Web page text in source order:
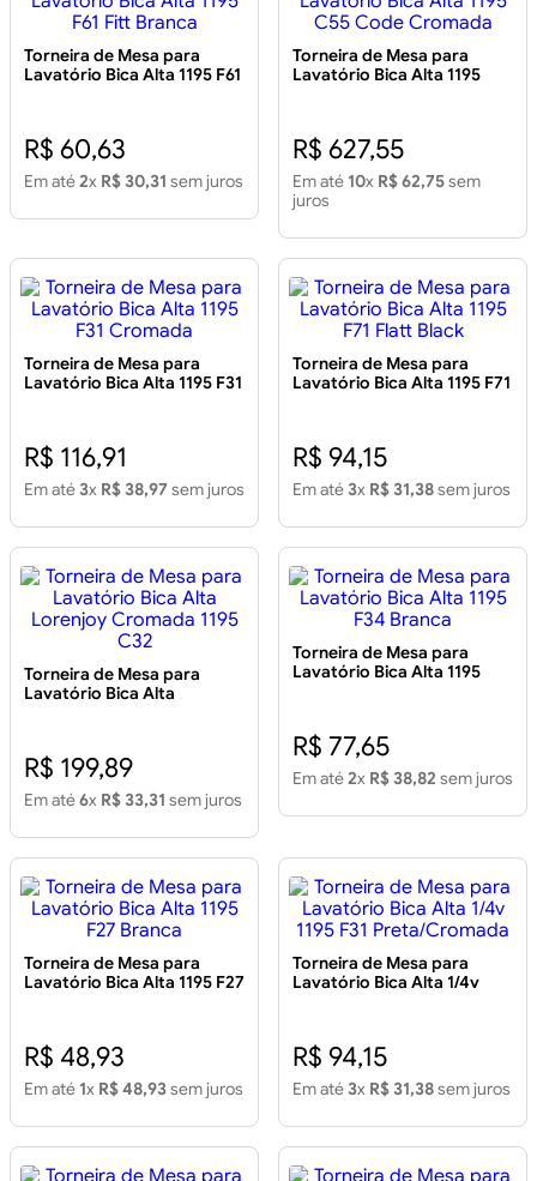
Torneira de Mesa para
Lavatório Bica Alta 1195 F61
R$ 60,63
Em até2x R$ 30,31 sem juros
Torneira de Mesa para
Lavatório Bica Alta 1195
R$ 627,55
Em até 10x R$ 62,75sem
juros
Torneira de Mesa para
Lavatório Bica Alta 1195 F31
R$ 116,91
Em até 3x R$ 38,97 sem juros
Torneira de Mesa para
Lavatório Bica Alta 1195 F71
R$ 94,15
Em até 3x R$ 31,38sem juros
Torneira de Mesa para
Lavatório Bica Alta
R$ 199,89
Em até6x R$ 33,31 sem juros
Torneira de Mesa para
Lavatório Bica Alta 1195
R$ 77,65
Em até2x R$ 38,82 sem juros
Torneira de Mesa para
Lavatório Bica Alta 1195 F27
R$ 48,93
Em até 1x R$ 48,93sem juros
Torneira de Mesa para
Lavatório Bica Alta 1/4v
R$ 94,15
Em até 3x R$ 31,38sem juros